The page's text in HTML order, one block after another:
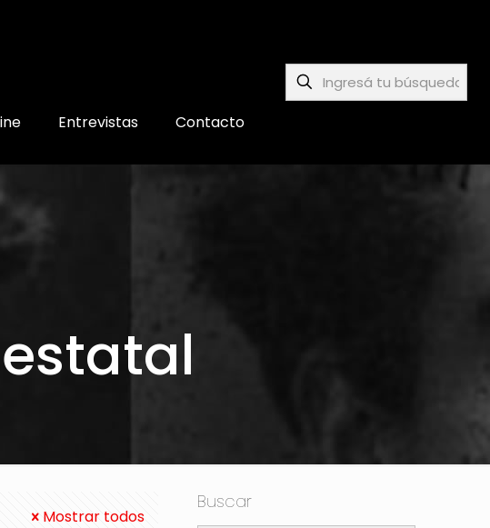
Entrevistas Contacto
Mostrar todos
Buscar